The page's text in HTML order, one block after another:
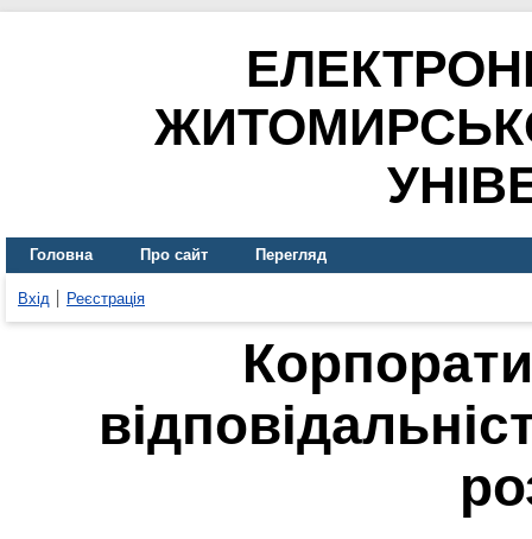
Головна Про сайт Перегляд
Вхід Реєстрація